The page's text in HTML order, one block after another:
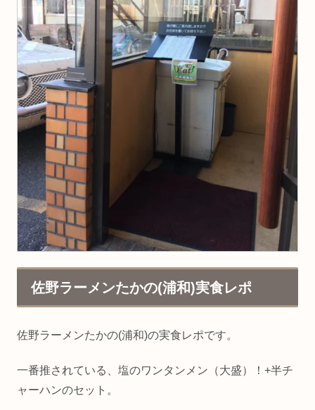
佐野ラーメンたかの(浦和)実食レポ
佐野ラーメンたかの(浦和)の実食レポです。
一番推されている、塩のワンタンメン（大盛）！+半チ
ャーハンのセット。